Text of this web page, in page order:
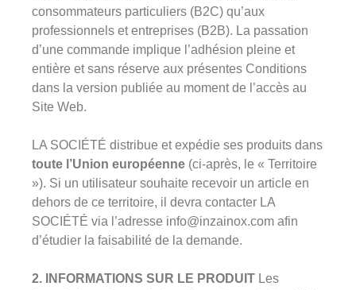
consommateurs particuliers (B2C) qu’aux
professionnels et entreprises (B2B). La passation
d’une commande implique l’adhésion pleine et
entière et sans réserve aux présentes Conditions
dans la version publiée au moment de l’accès au
Site Web.
LA SOCIÉTÉ distribue et expédie ses produits dans
toute l’Union européenne (ci-après, le « Territoire
»). Si un utilisateur souhaite recevoir un article en
dehors de ce territoire, il devra contacter LA
SOCIÉTÉ via l’adresse info@inzainox.com afin
d’étudier la faisabilité de la demande.
2. INFORMATIONS SUR LE PRODUIT Les